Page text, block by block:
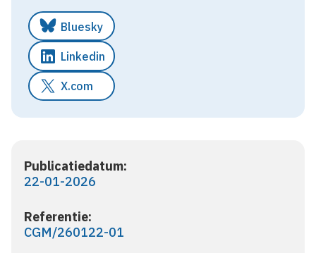
Publicatiedatum:
22-01-2026
Referentie:
CGM/260122-01
Bluesky
Linkedin
X.com